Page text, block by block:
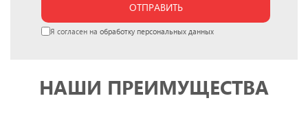
ОТПРАВИТЬ
Я согласен на обработку персональных данных
НАШИ ПРЕИМУЩЕСТВА